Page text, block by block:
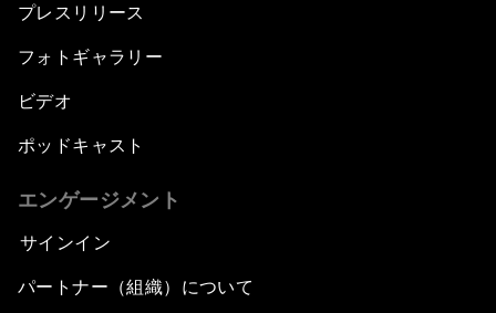
プレスリリース
フォトギャラリー
ビデオ
ポッドキャスト
エンゲージメント
サインイン
パートナー（組織）について